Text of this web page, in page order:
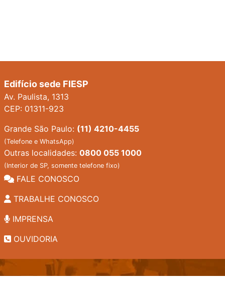
Edifício sede FIESP
Av. Paulista, 1313
CEP: 01311-923
Grande São Paulo: (11) 4210-4455
(Telefone e WhatsApp)
Outras localidades: 0800 055 1000
(Interior de SP, somente telefone fixo)
FALE CONOSCO
TRABALHE CONOSCO
IMPRENSA
OUVIDORIA
INSTITUCIONAL